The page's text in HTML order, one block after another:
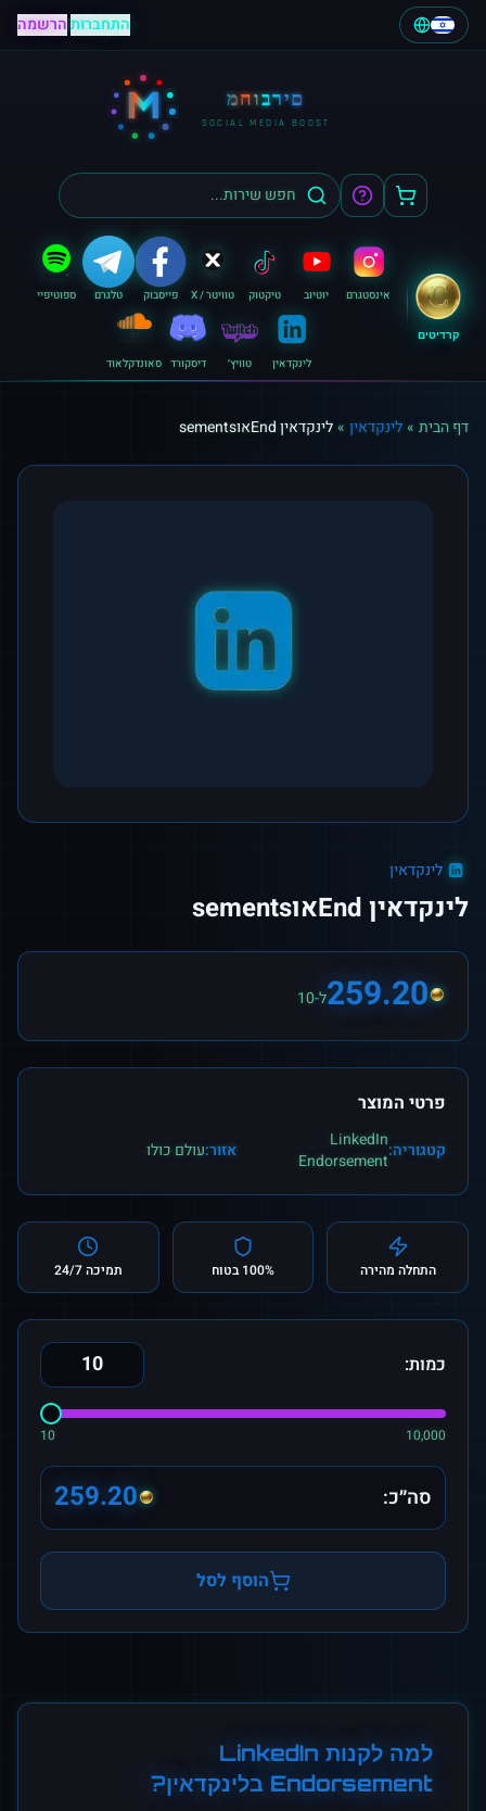
התחברות|הרשמה
M מחוברים
SOCIAL MEDIA BOOST
קרדיטים
אינסטגרם יוטיוב טיקטוק טוויטר / X פייסבוק טלגרם ספוטיפיי
לינקדאין טוויץ׳ דיסקורד סאונדקלאוד
דף הבית »לינקדאין »לינקדאין Endאוsements
לינקדאין
לינקדאין Endאוsements
259.20ל-10
פרטי המוצר
קטגוריה:LinkedIn
Endorsement
אזור:עולם כולו
התחלה מהירה 100% בטוח תמיכה 24/7
כמות:
10 10,000
סה״כ: 259.20
הוסף לסל
למה לקנות LinkedIn
Endorsement בלינקדאין?